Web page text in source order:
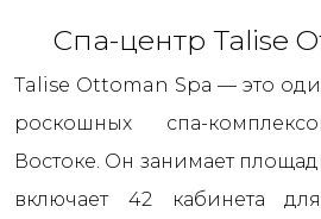
Спа-центр Talise
Talise Ottoman Spa — это
роскошных спа-
Востоке. Он занимает
включает 42 кабинета